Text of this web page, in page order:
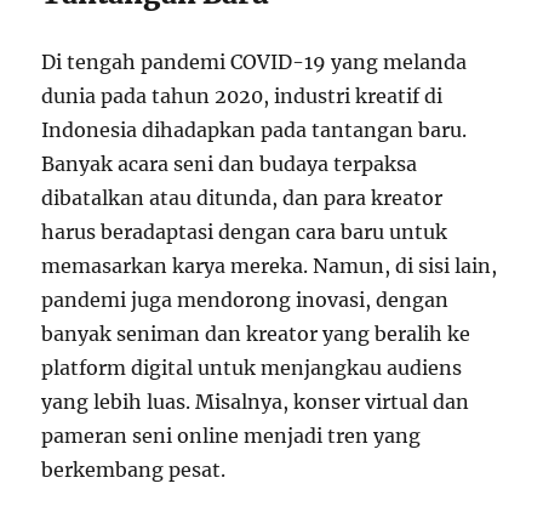
Di tengah pandemi COVID-19 yang melanda
dunia pada tahun 2020, industri kreatif di
Indonesia dihadapkan pada tantangan baru.
Banyak acara seni dan budaya terpaksa
dibatalkan atau ditunda, dan para kreator
harus beradaptasi dengan cara baru untuk
memasarkan karya mereka. Namun, di sisi lain,
pandemi juga mendorong inovasi, dengan
banyak seniman dan kreator yang beralih ke
platform digital untuk menjangkau audiens
yang lebih luas. Misalnya, konser virtual dan
pameran seni online menjadi tren yang
berkembang pesat.